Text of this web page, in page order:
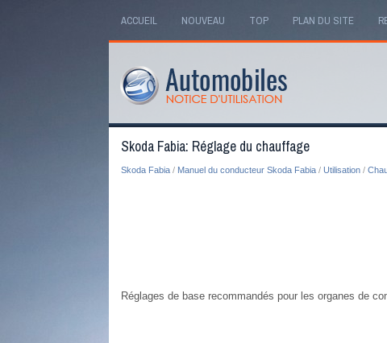
ACCUEIL NOUVEAU TOP PLAN DU SITE
Skoda Fabia: Réglage du chauffage
Skoda Fabia/ Manuel du conducteur Skoda Fabia/ Utilisation/
Réglages de base recommandés pour les organes de